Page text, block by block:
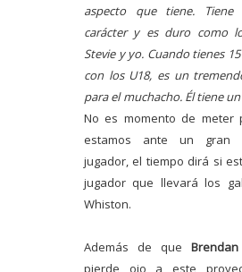
aspecto que tiene.
carácter y es duro como
Stevie y yo. Cuando tienes
con los U18, es un
para el muchacho. Él tiene
No es momento de meter
estamos ante un gran
jugador, el tiempo dirá si
jugador que llevará los
Whiston.
Además de que
pierde ojo a este